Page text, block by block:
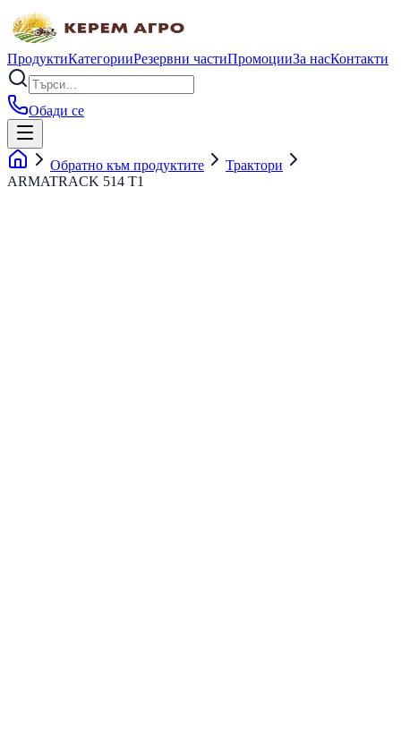
ПродуктиКатегорииРезервни частиПромоцииЗа насКонтакти
Обади се
Обратно към продуктите
Трактори
ARMATRACK 514 T1